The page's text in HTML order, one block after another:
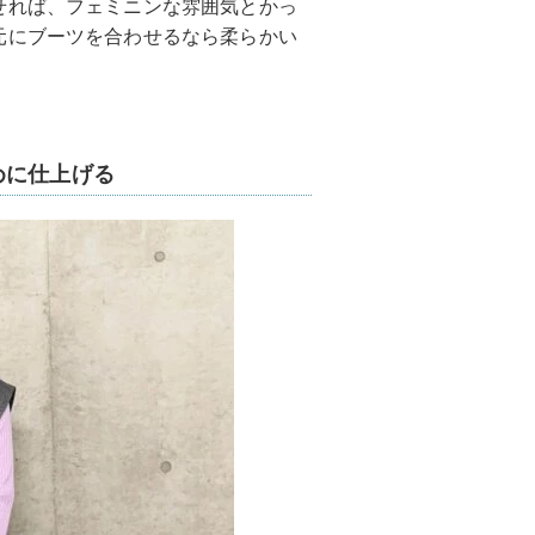
ば、フェミニンな雰囲気とかっ
ブーツを合わせるなら柔らかい
仕上げる